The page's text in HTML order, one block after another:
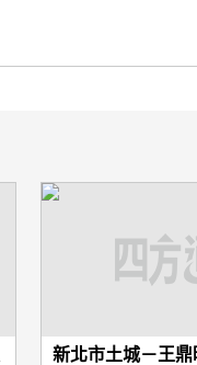
新北市土城－王